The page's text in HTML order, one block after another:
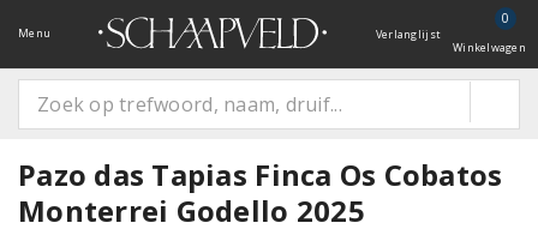
Menu Verlanglijst
0
Winkelwagen
Pazo das Tapias Finca Os Cobatos
Monterrei Godello 2025